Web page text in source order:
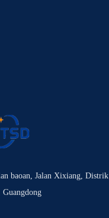
baoan, Jalan Xixiang, Distrik
Guangdong